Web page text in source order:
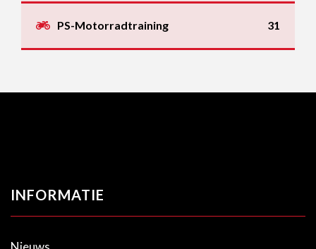
PS-Motorradtraining 31
INFORMATIE